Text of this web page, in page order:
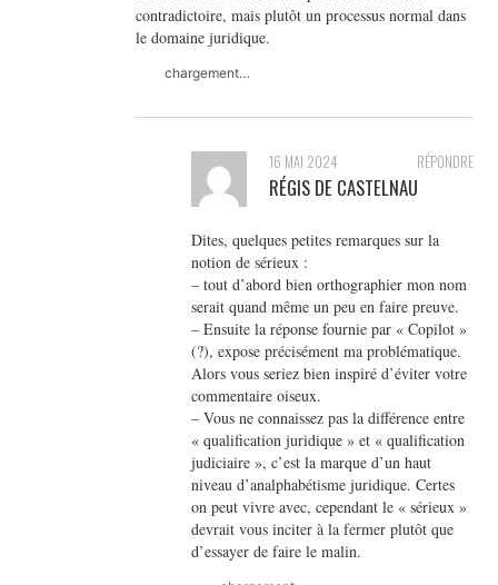
contradictoire, mais plutôt un processus normal dans
le domaine juridique.
chargement…
RÉPONDRE
16 MAI 2024
RÉGIS DE CASTELNAU
Dites, quelques petites remarques sur la
notion de sérieux :
– tout d’abord bien orthographier mon nom
serait quand même un peu en faire preuve.
– Ensuite la réponse fournie par « Copilot »
(?), expose précisément ma problématique.
Alors vous seriez bien inspiré d’éviter votre
commentaire oiseux.
– Vous ne connaissez pas la différence entre
« qualification juridique » et « qualification
judiciaire », c’est la marque d’un haut
niveau d’analphabétisme juridique. Certes
on peut vivre avec, cependant le « sérieux »
devrait vous inciter à la fermer plutôt que
d’essayer de faire le malin.